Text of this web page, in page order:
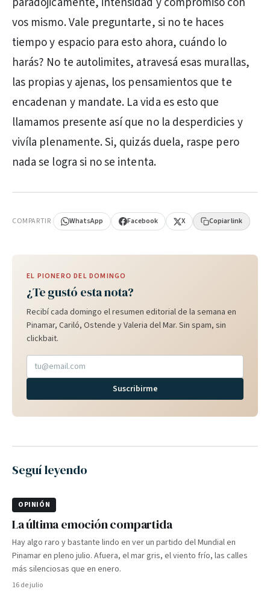
vos mismo. Vale preguntarte, si no te haces
tiempo y espacio para esto ahora, cuándo lo
harás? No te autolimites, atravesá esas murallas,
las propias y ajenas, los pensamientos que te
encadenan y mandate. La vida es esto que
llamamos presente así que no la desperdicies y
vivíla plenamente. Si, quizás duela, raspe pero
nada se logra si no se intenta.
COMPARTIR WhatsApp Facebook X Copiar link
EL PIONERO DEL DOMINGO
¿Te gustó esta nota?
Recibí cada domingo el resumen editorial de la semana en
Pinamar, Cariló, Ostende y Valeria del Mar. Sin spam, sin
clickbait.
Suscribirme
Seguí leyendo
OPINIÓN
La última emoción compartida
Hay algo raro y bastante lindo en ver un partido del Mundial en
Pinamar en pleno julio. Afuera, el mar gris, el viento frío, las calles
más silenciosas que en enero.
16 de julio